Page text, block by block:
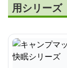
用シリーズ